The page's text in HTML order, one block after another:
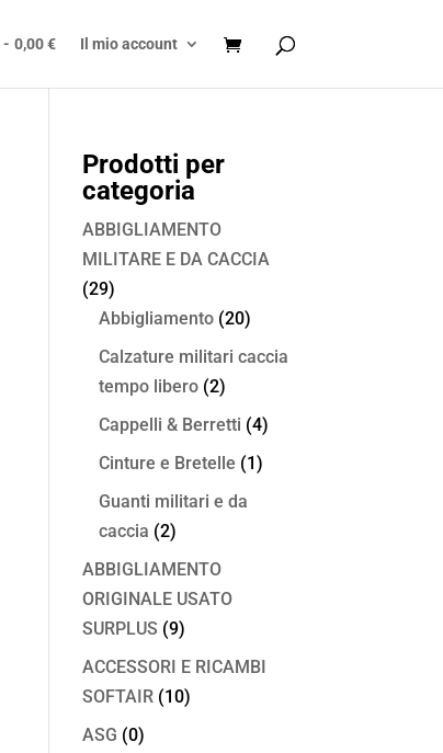
0,00 € Il mio account
Prodotti per
categoria
ABBIGLIAMENTO
MILITARE E DA CACCIA
(29)
Abbigliamento (20)
Calzature militari caccia
tempo libero (2)
Cappelli & Berretti (4)
Cinture e Bretelle (1)
Guanti militari e da
caccia (2)
ABBIGLIAMENTO
ORIGINALE USATO
SURPLUS (9)
ACCESSORI E RICAMBI
SOFTAIR (10)
ASG (0)